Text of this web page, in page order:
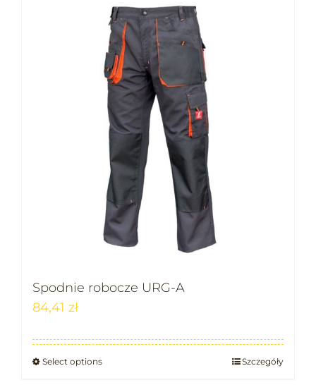
Spodnie robocze URG-A
84,41 zł
Select options Szczegóły